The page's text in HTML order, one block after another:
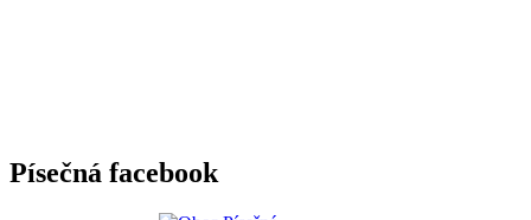
Písečná facebook